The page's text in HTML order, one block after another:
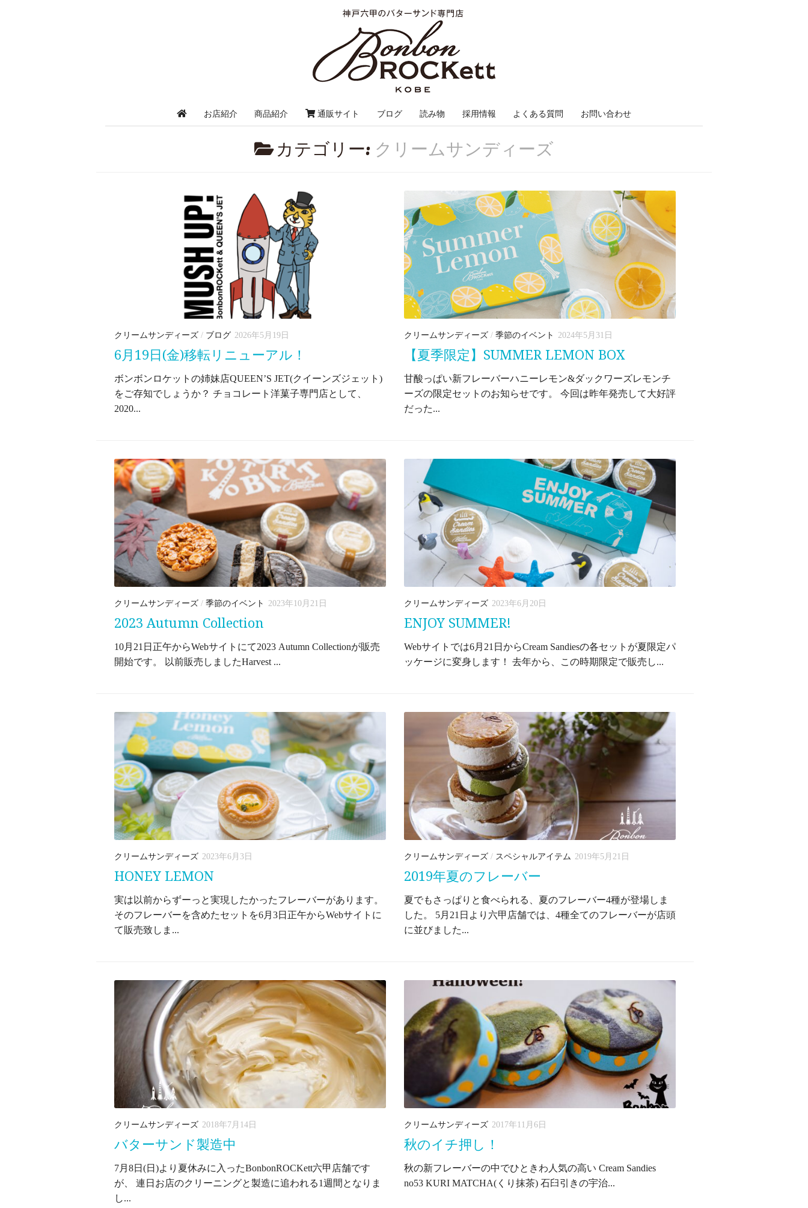
お店紹介 商品紹介 通販サイト ブログ 読み物 採用情報 よくある質問 お問い合わせ
カテゴリー:クリームサンディーズ
クリームサンディーズ / ブログ 2026年5月19日
6月19日(金)移転リニューアル！
ボンボンロケットの姉妹店QUEEN’S JET(クイーンズジェット)
をご存知でしょうか？ チョコレート洋菓子専門店として、
2020...
クリームサンディーズ / 季節のイベント 2024年5月31日
【夏季限定】SUMMER LEMON BOX
甘酸っぱい新フレーバーハニーレモン&ダックワーズレモンチ
ーズの限定セットのお知らせです。 今回は昨年発売して大好評
だった...
クリームサンディーズ / 季節のイベント 2023年10月21日
2023 Autumn Collection
10月21日正午からWebサイトにて2023 Autumn Collectionが販売
開始です。 以前販売しましたHarvest ...
クリームサンディーズ 2023年6月20日
ENJOY SUMMER!
Webサイトでは6月21日からCream Sandiesの各セットが夏限定パ
ッケージに変身します！ 去年から、この時期限定で販売し...
クリームサンディーズ 2023年6月3日
HONEY LEMON
実は以前からずーっと実現したかったフレーバーがあります。
そのフレーバーを含めたセットを6月3日正午からWebサイトに
て販売致しま...
クリームサンディーズ / スペシャルアイテム 2019年5月21日
2019年夏のフレーバー
夏でもさっぱりと食べられる、夏のフレーバー4種が登場しま
した。 5月21日より六甲店舗では、4種全てのフレーバーが店頭
に並びました...
クリームサンディーズ 2018年7月14日
バターサンド製造中
7月8日(日)より夏休みに入ったBonbonROCKett六甲店舗です
が、 連日お店のクリーニングと製造に追われる1週間となりま
し...
クリームサンディーズ 2017年11月6日
秋のイチ押し！
秋の新フレーバーの中でひときわ人気の高い Cream Sandies
no53 KURI MATCHA(くり抹茶) 石臼引きの宇治...